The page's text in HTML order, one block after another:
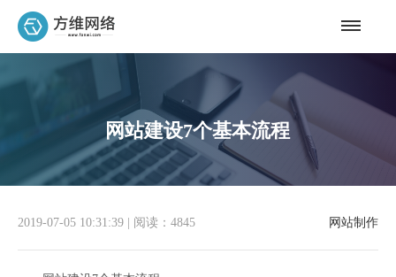
网站建设7个基本流程
网站制作
2019-07-05 10:31:39 阅读：4845